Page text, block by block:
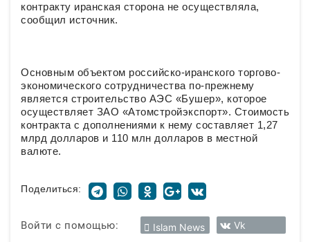
контракту иранская сторона не осуществляла,
сообщил источник.
Основным объектом российско-иранского торгово-
экономического сотрудничества по-прежнему
является строительство АЭС «Бушер», которое
осуществляет ЗАО «Атомстройэкспорт». Стоимость
контракта с дополнениями к нему составляет 1,27
млрд долларов и 110 млн долларов в местной
валюте.
Поделиться:
Войти с помощью: Islam News Vk